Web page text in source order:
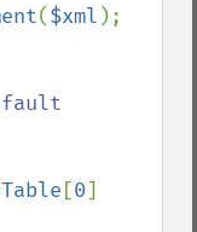
($xml );
Table [0]